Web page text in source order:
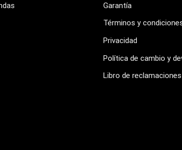
Garantía
Términos y
Privacidad
Política de cambio y
Libro de reclamaciones